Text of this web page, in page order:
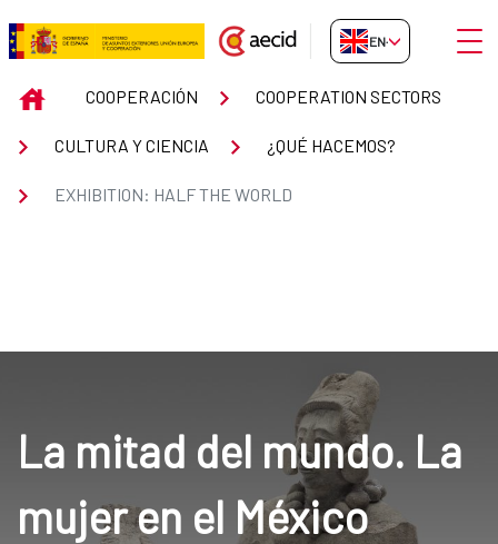
Skip to Main Content
EXHIBITION: HALF THE WORLD
EN-GB
INICIOCOOPERACIÓN COOPERATION SECTORS
CULTURA Y CIENCIA ¿QUÉ HACEMOS?
EXHIBITION: HALF THE WORLD
La mitad del mundo. La
mujer en el México